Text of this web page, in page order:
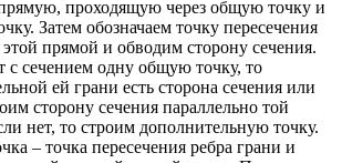
проходящую через общую точку и
Затем обозначаем точку пересечения
прямой и обводим сторону сечения.
с сечением одну общую точку, то
ей грани есть сторона сечения или
сторону сечения параллельно той
нет, то строим дополнительную точку.
– точка пересечения ребра грани и